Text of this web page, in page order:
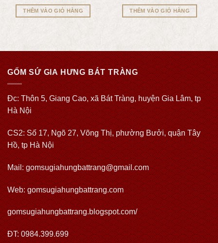
THÊM VÀO GIỎ HÀNG THÊM VÀO GIỎ HÀNG
GỐM SỨ GIA HƯNG BÁT TRÀNG
Đc: Thôn 5, Giang Cao, xã Bát Tràng, huyện Gia Lâm, tp
Hà Nội
CS2: Số 17, Ngõ 27, Võng Thị, phường Bưởi, quận Tây
Hồ, tp Hà Nội
Mail: gomsugiahungbattrang@gmail.com
Web:gomsugiahungbattrang.com
gomsugiahungbattrang.blogspot.com/
ĐT: 0984.399.699